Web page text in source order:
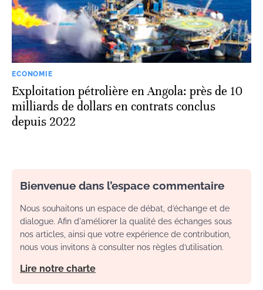
ECONOMIE
Exploitation pétrolière en Angola: près de 10
milliards de dollars en contrats conclus
depuis 2022
Bienvenue dans l’espace commentaire
Nous souhaitons un espace de débat, d’échange et de
dialogue. Afin d'améliorer la qualité des échanges sous
nos articles, ainsi que votre expérience de contribution,
nous vous invitons à consulter nos règles d’utilisation.
Lire notre charte